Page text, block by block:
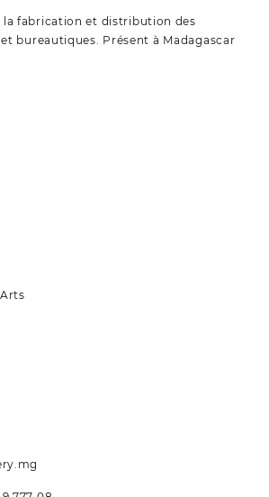
la fabrication et distribution des
bureautiques. Présent à Madagascar